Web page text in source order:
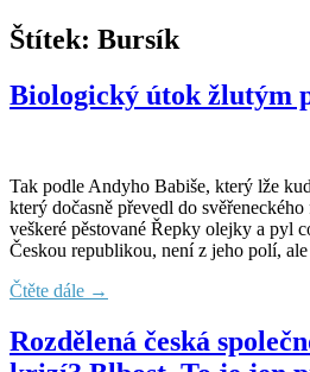
Štítek: Bursík
Biologický útok žlutým
Tak podle Andyho Babiše, který lže
který dočasně převedl do
veškeré pěstované Řepky olejky a pyl
Českou republikou, není z jeho polí,
Čtěte dále →
Rozdělená česká